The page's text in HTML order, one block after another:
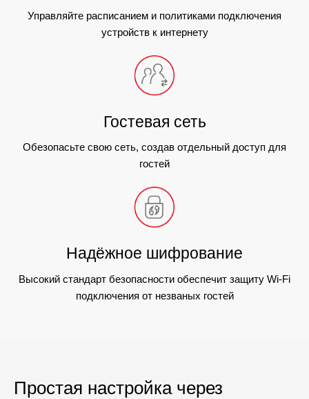
Управляйте расписанием и политиками подключения
устройств к интернету
Гостевая сеть
Обезопасьте свою сеть, создав отдельный доступ для
гостей
Надёжное шифрование
Высокий стандарт безопасности обеспечит защиту Wi-Fi
подключения от незваных гостей
Простая настройка через